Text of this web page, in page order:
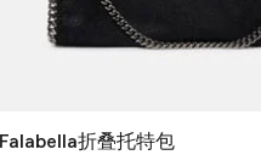
Falabella折叠托特包